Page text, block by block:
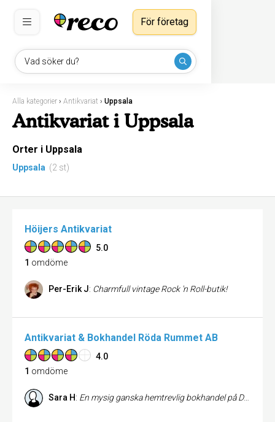
Vad söker du?
För företag
Alla kategorier › Antikvariat › Uppsala
Antikvariat i Uppsala
Orter i Uppsala
Uppsala (2 st)
Höijers Antikvariat
5.0
1 omdöme
Per-Erik J: Charmfull vintage Rock 'n Roll-butik!
Antikvariat & Bokhandel Röda Rummet AB
4.0
1 omdöme
Sara H: En mysig ganska hemtrevlig bokhandel på Dragarbrunnsgatan. Jag har gjort en hel del fynd där inne. Det bästa är att bara strosa runt bland hyllorna och beundra den stora mängd böcker och det breda utbud som denna lilla bokhandel erbjuder.